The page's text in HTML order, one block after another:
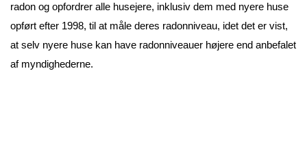
radon og opfordrer alle husejere, inklusiv dem med nyere huse
opført efter 1998, til at måle deres radonniveau, idet det er vist,
at selv nyere huse kan have radonniveauer højere end anbefalet
af myndighederne​​.